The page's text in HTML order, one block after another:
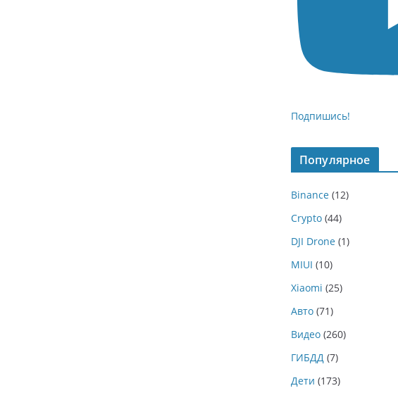
Подпишись!
Популярное
Binance (12)
Crypto (44)
DJI Drone (1)
MIUI (10)
Xiaomi (25)
Авто (71)
Видео (260)
ГИБДД (7)
Дети (173)